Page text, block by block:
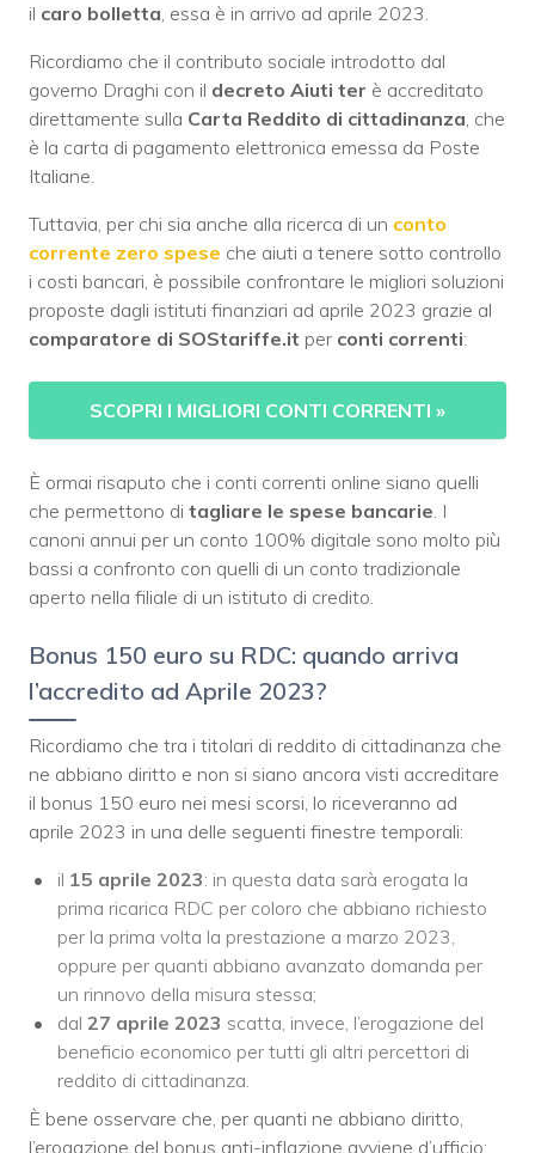
il caro bolletta, essa è in arrivo ad aprile 2023.
Ricordiamo che il contributo sociale introdotto dal
governo Draghi con il decreto Aiuti ter è accreditato
direttamente sulla Carta Reddito di cittadinanza, che
è la carta di pagamento elettronica emessa da Poste
Italiane.
Tuttavia, per chi sia anche alla ricerca di un conto
corrente zero spese che aiuti a tenere sotto controllo
i costi bancari, è possibile confrontare le migliori soluzioni
proposte dagli istituti finanziari ad aprile 2023 grazie al
comparatore di SOStariffe.it per conti correnti:
SCOPRI I MIGLIORI CONTI CORRENTI »
È ormai risaputo che i conti correnti online siano quelli
che permettono di tagliare le spese bancarie. I
canoni annui per un conto 100% digitale sono molto più
bassi a confronto con quelli di un conto tradizionale
aperto nella filiale di un istituto di credito.
Bonus 150 euro su RDC: quando arriva
l’accredito ad Aprile 2023?
Ricordiamo che tra i titolari di reddito di cittadinanza che
ne abbiano diritto e non si siano ancora visti accreditare
il bonus 150 euro nei mesi scorsi, lo riceveranno ad
aprile 2023 in una delle seguenti finestre temporali:
il 15 aprile 2023: in questa data sarà erogata la
prima ricarica RDC per coloro che abbiano richiesto
per la prima volta la prestazione a marzo 2023,
oppure per quanti abbiano avanzato domanda per
un rinnovo della misura stessa;
dal 27 aprile 2023 scatta, invece, l’erogazione del
beneficio economico per tutti gli altri percettori di
reddito di cittadinanza.
È bene osservare che, per quanti ne abbiano diritto,
l’erogazione del bonus anti-inflazione avviene d’ufficio: